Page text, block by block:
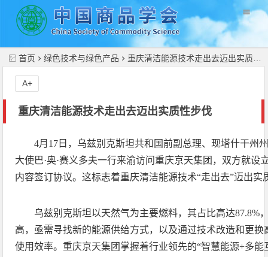
首页 绿色技术与绿色产品 重庆清洁能源技术走出去迈出实质性步伐
重庆清洁能源技术走出去迈出实质性步伐
A+
4月17日，乌兹别克斯坦共和国前副总理、现塔什干州
大使巴·奥·赛义多夫一行来渝访问重庆京天集团，双方就设
内容签订协议。这标志着重庆清洁能源技术“走出去”迈出实
乌兹别克斯坦以天然气为主要燃料，其占比高达87.8%
高，亟需寻找新的能源供给方式，以及通过技术改造和更
使用效率。重庆京天集团掌握着行业领先的“智慧能源+多能